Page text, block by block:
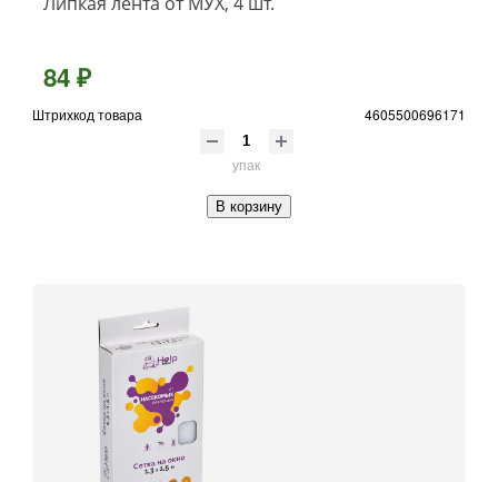
84 ₽
Штрихкод товара 4605500696171
упак
В корзину